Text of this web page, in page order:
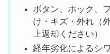
ボタン、ホック、
け・キズ・外れ（
上返却ください）
経年劣化によるシ